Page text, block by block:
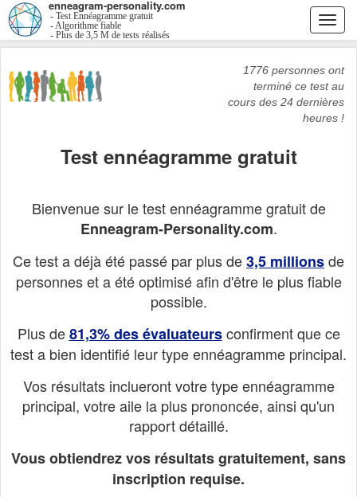
enneagram-personality.com
- Test Ennéagramme gratuit
- Algorithme fiable
- Plus de 3,5 M de tests réalisés
1776 personnes ont
terminé ce test au
cours des 24 dernières
heures !
Test ennéagramme gratuit
Bienvenue sur le test ennéagramme gratuit de
Enneagram-Personality.com.
Ce test a déjà été passé par plus de3,5 millionsde
personnes et a été optimisé afin d'être le plus fiable
possible.
Plus de81,3% des évaluateursconfirment que ce
test a bien identifié leur type ennéagramme principal.
Vos résultats inclueront votre type ennéagramme
principal, votre aile la plus prononcée, ainsi qu'un
rapport détaillé.
Vous obtiendrez vos résultats gratuitement, sans
inscription requise.